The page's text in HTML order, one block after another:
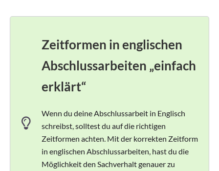
Zeitformen in englischen
Abschlussarbeiten „einfach
erklärt“
Wenn du deine Abschlussarbeit in Englisch
schreibst, solltest du auf die richtigen
Zeitformen achten. Mit der korrekten Zeitform
in englischen Abschlussarbeiten, hast du die
Möglichkeit den Sachverhalt genauer zu